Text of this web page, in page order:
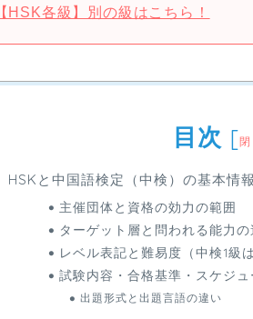
【HSK各級】別の級はこちら！
目次 [閉
HSKと中国語検定（中検）の基本情
主催団体と資格の効力の範囲
ターゲット層と問われる能力の
レベル表記と難易度（中検1級
試験内容・合格基準・スケジ
出題形式と出題言語の違い